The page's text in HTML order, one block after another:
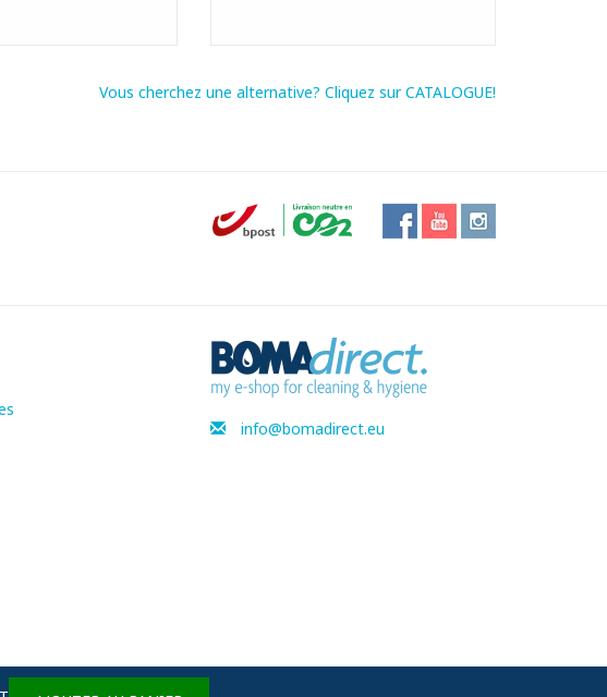
Vous cherchez une alternative? Cliquez sur CATALOGUE!
info@bomadirect.eu